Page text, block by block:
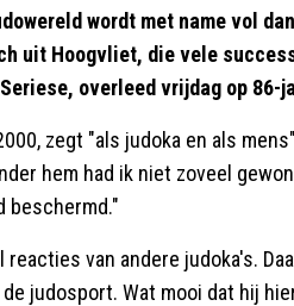
wordt met name vol
uit Hoogvliet, die vele
overleed vrijdag op 86-
zegt "als judoka en als
hem had ik niet zoveel
beschermd."
van andere judoka's.
judosport. Wat mooi dat hij